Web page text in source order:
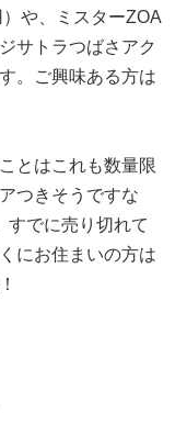
や、ミスターZOA
サトラつばさアク
。ご興味ある方は
とはこれも数量限
つきそうですな
すでに売り切れて
にお住まいの方は